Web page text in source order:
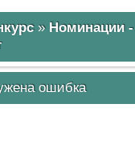
» Номинации -
ошибка